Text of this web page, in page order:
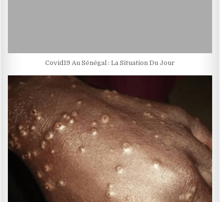
Covid19 Au Sénégal : La Situation Du Jour